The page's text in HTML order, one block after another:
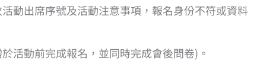
動出席序號及活動注意事項，報名身份不符或資料
活動前完成報名，並同時完成會後問卷)。